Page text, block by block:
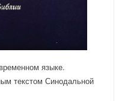
языке.
текстом Синодальной